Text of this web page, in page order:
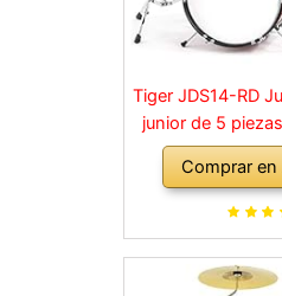
Tiger JDS14-RD
junior de 5
para niños,
Comprar